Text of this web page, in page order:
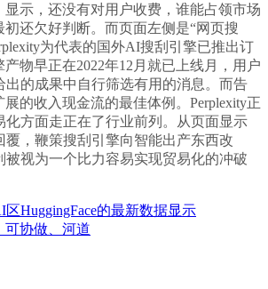
示，还没有对用户收费，谁能占领市场
还欠好判断。而页面左侧是“网页搜
为代表的国外AI搜刮引擎已推出订
物早正在2022年12月就已上线月，用户
的成果中自行筛选有用的消息。而告
的收入现金流的最佳体例。Perplexity正
方面走正在了行业前列。从页面显示
覆，鞭策搜刮引擎向智能出产东西改
视为一个比力容易实现贸易化的冲破
HuggingFace的最新数据显示
可协做、河道